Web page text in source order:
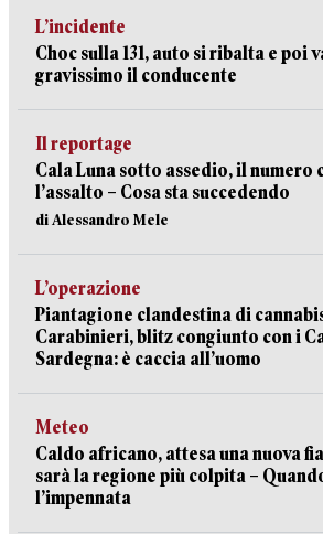
L’incidente
Choc sulla 131, auto si ribalta e poi
gravissimo il conducente
Il reportage
Cala Luna sotto assedio, il numero
l’assalto – Cosa sta succedendo
di Alessandro Mele
L’operazione
Piantagione clandestina di
Carabinieri, blitz congiunto con i
Sardegna: è caccia all’uomo
Meteo
Caldo africano, attesa una nuova
sarà la regione più colpita –
l’impennata